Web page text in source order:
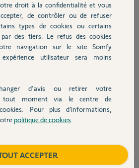
au fil de discussion
mieux ou pas ?
de l'antenne.
droit à la confidentialité et vous
de contrôler ou de refuser
types de cookies ou certains
par des tiers. Le refus des cookies
navigation sur le site Somfy
utilisateur sera moins
d'avis ou retirer votre
tout moment via le centre de
Pour plus d’informations,
politique de cookies
ACCEPTER